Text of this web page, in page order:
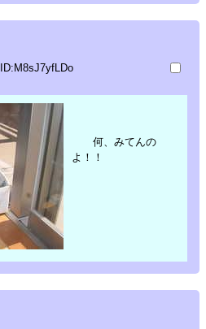
ID:M8sJ7yfLDo
何、みてんの
よ！！